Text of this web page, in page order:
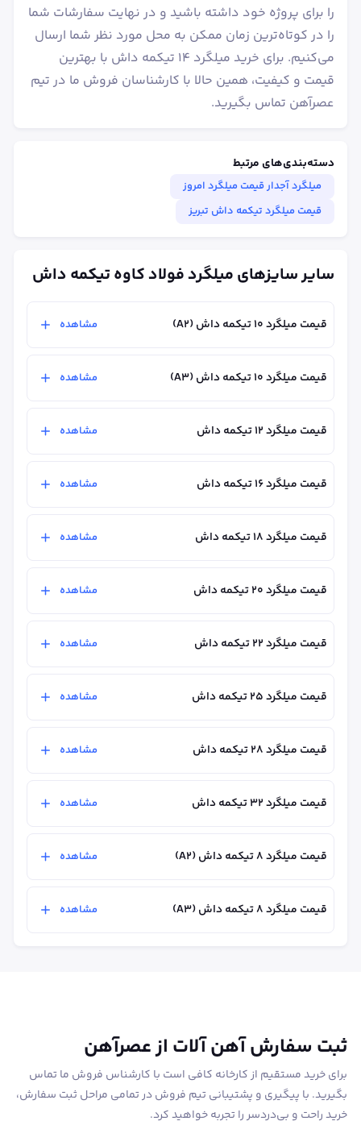
را برای پروژه خود داشته باشید و در نهایت سفارشات شما
را در کوتاه‌ترین زمان ممکن به محل مورد نظر شما ارسال
می‌کنیم. برای خرید میلگرد ۱۴ تیکمه داش با بهترین
قیمت و کیفیت، همین حالا با کارشناسان فروش ما در تیم
عصرآهن تماس بگیرید.
دسته‌بندی‌های مرتبط
میلگرد آجدار قیمت میلگرد امروز
قیمت میلگرد تیکمه داش تبریز
سایر سایزهای میلگرد فولاد کاوه تیکمه داش
قیمت میلگرد ۱۰ تیکمه داش (A2) مشاهده
قیمت میلگرد ۱۰ تیکمه داش (A3) مشاهده
قیمت میلگرد ۱۲ تیکمه داش مشاهده
قیمت میلگرد ۱۶ تیکمه داش مشاهده
قیمت میلگرد ۱۸ تیکمه داش مشاهده
قیمت میلگرد ۲۰ تیکمه داش مشاهده
قیمت میلگرد ۲۲ تیکمه داش مشاهده
قیمت میلگرد ۲۵ تیکمه داش مشاهده
قیمت میلگرد ۲۸ تیکمه داش مشاهده
قیمت میلگرد ۳۲ تیکمه داش مشاهده
قیمت میلگرد ۸ تیکمه داش (A2) مشاهده
قیمت میلگرد ۸ تیکمه داش (A3) مشاهده
ثبت سفارش آهن آلات از عصرآهن
برای خرید مستقیم از کارخانه کافی است با کارشناس فروش ما تماس
بگیرید. با پیگیری و پشتیبانی تیم فروش در تمامی مراحل ثبت سفارش،
خرید راحت و بی‌دردسر را تجربه خواهید کرد.